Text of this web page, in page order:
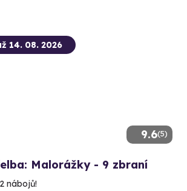
9.6(5)
14. 08. 2026
Malorážky - 9 zbraní
nábojů!